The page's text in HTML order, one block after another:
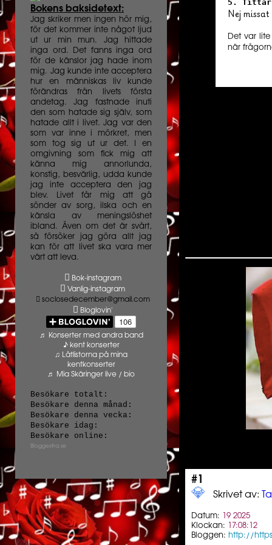
5. Tittar
Nej missat
Det var
när
#1
💎️ ️️ Skrivet av:
Datum:
19 2025
Klockan:
17:08:12
Bloggen: http://
Bokens baksidetext:
Jag skriker men ingen hör mig,
för det kommer inte något ljud
ut ur min mun. Jag hittade
inga ord. Det fanns inga ord
för de känslor jag hade inom
mig. Jag kunde inte acceptera
hur en människas liv kunde
förändras från livets första
andetag. Jag fastnade inuti
den som hatade sig själv, som
hatade allt i livet. Jag var den
som var inne i mörkret, men
som tog sig ut ur det. I en
omgivning som fick mig att
känna mig annorlunda,
konstig, besvärlig, udda kunde
jag inte acceptera den jag
blev. Livet får mig att gå
sönder av sorg, ilska och en
känsla av meningslöshet
ibland. Även om det är svårt,
så försöker jag göra allt jag
kan för att livet ska vara mer
värt att leva.
Bok-instagram
Vanlig-instagram
soclosedecember@gmail.com
Bloglovin'
♬ Konserter med andra band
♪ kent konserter
♫ Låtlistorna på mina
kentkonserter
♬ Mia Skäringer live / bio
Besökare totalt:
Besökare denna månad:
Besökare denna vecka:
Besökare idag:
Besökare online:
Bloggextra.se